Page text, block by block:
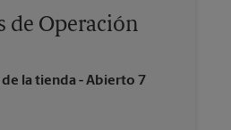
de Operación
la tienda - Abierto 7